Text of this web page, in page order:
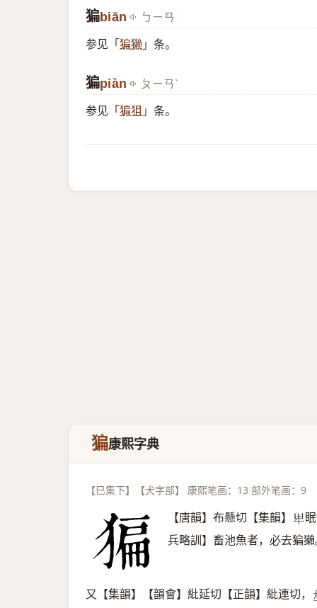
猵biān ㄅㄧㄢ
参见 「 猵獭 」 条。
猵piàn ㄆㄧㄢˋ
参见 「 猵狙 」 条。
猵康熙字典
【巳集下】【犬字部】 康熙笔画：13 部外笔画：9
【唐韻】布懸切【集韻】 𤰞
兵略訓】畜池魚者，必去猵
又【集韻】【韻會】紕延切【正韻】紕連切，